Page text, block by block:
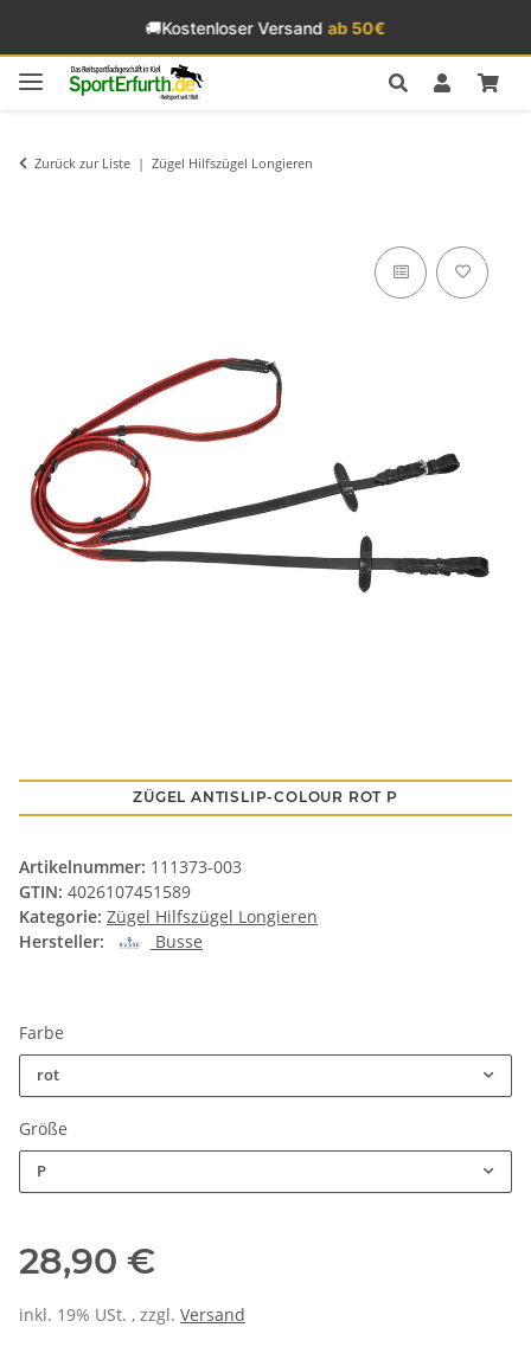
🚚Kostenloser Versandab 50€
Zurück zur Liste Zügel Hilfszügel Longieren
ZÜGEL ANTISLIP-COLOUR ROT P
Artikelnummer: 111373-003
GTIN: 4026107451589
Kategorie: Zügel Hilfszügel Longieren
Hersteller:
Busse
Farbe
rot
Größe
P
28,90 €
inkl. 19% USt. , zzgl. Versand